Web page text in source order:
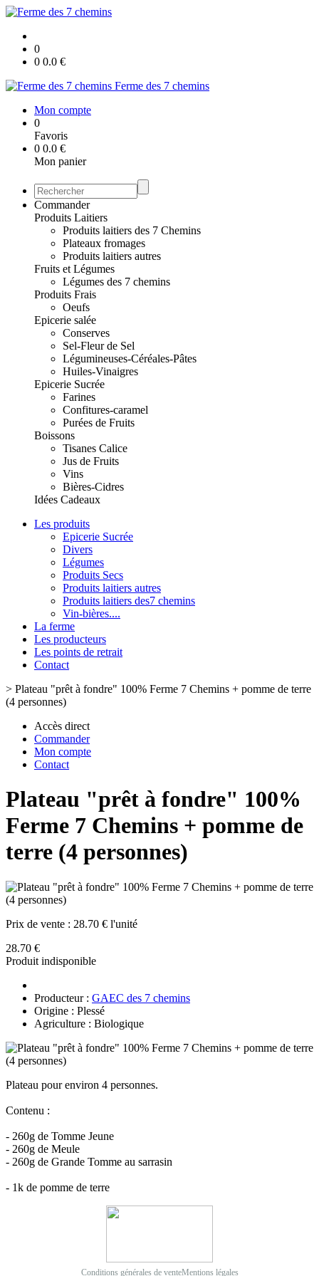
0
0 0.0 €
Ferme des 7 chemins
Mon compte
0
Favoris
0 0.0 €
Mon panier
Commander
Produits Laitiers
Produits laitiers des 7 Chemins
Plateaux fromages
Produits laitiers autres
Fruits et Légumes
Légumes des 7 chemins
Produits Frais
Oeufs
Epicerie salée
Conserves
Sel-Fleur de Sel
Légumineuses-Céréales-Pâtes
Huiles-Vinaigres
Epicerie Sucrée
Farines
Confitures-caramel
Purées de Fruits
Boissons
Tisanes Calice
Jus de Fruits
Vins
Bières-Cidres
Idées Cadeaux
Les produits
Epicerie Sucrée
Divers
Légumes
Produits Secs
Produits laitiers autres
Produits laitiers des7 chemins
Vin-bières....
La ferme
Les producteurs
Les points de retrait
Contact
> Plateau "prêt à fondre" 100% Ferme 7 Chemins + pomme de terre
(4 personnes)
Accès direct
Commander
Mon compte
Contact
Plateau "prêt à fondre" 100%
Ferme 7 Chemins + pomme de
terre (4 personnes)
Prix de vente : 28.70 € l'unité
28.70 €
Produit indisponible
Producteur : GAEC des 7 chemins
Origine : Plessé
Agriculture : Biologique
Plateau pour environ 4 personnes.
Contenu :
- 260g de Tomme Jeune
- 260g de Meule
- 260g de Grande Tomme au sarrasin
- 1k de pomme de terre
Conditions générales de venteMentions légales